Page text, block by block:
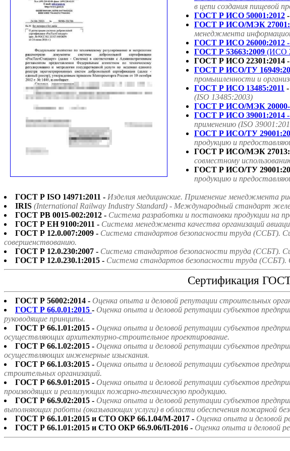
в цепи создания пищевой
ГОСТ Р ИСО 50001:2012 -
ГОСТ Р ИСО/МЭК
менеджмента
ГОСТ Р ИСО 26000:2012 -
ГОСТ Р 53663:2009 (ИСО
ГОСТ Р ИСО 22301:2014 -
ГОСТ Р ИСО/ТУ
промышленности и
ГОСТ Р ИСО 13485:2011 -
(ISO 13485:2003)
ГОСТ Р ИСО/МЭК 20000-
ГОСТ Р ИСО 39001:2014 -
применению (ISO
ГОСТ Р ИСО/ТУ
продукцию и
ГОСТ Р ИСО/МЭК
совместному
ГОСТ Р ИСО/ТУ
продукцию и
ГОСТ Р ISO 14971:2011 - Изделия медицинские. Применение менеджмента
IRIS (International Railway Industry Standard) - Международный стандарт
ГОСТ РВ 0015-002:2012 - Система разработки и постановки продукции на
ГОСТ Р ЕН 9100:2011 - Система менеджмента качества организаций
ГОСТ Р 12.0.007:2009 - Система стандартов безопасности труда (ССБТ).
совершенствованию.
ГОСТ Р 12.0.230:2007 - Система стандартов безопасности труда (ССБТ).
ГОСТ Р 12.0.230.1:2015 - Система стандартов безопасности труда (ССБТ).
Сертификация
ГОСТ Р 56002:2014 - Оценка опыта и деловой репутации строительных
ГОСТ Р 66.0.01:2015 - Оценка опыта и деловой репутации субъектов
руководящие принципы.
ГОСТ Р 66.1.01:2015 - Оценка опыта и деловой репутации субъектов
осуществляющих архитектурно-строительное проектирование.
ГОСТ Р 66.1.02:2015 - Оценка опыта и деловой репутации субъектов
осуществляющих инженерные изыскания.
ГОСТ Р 66.1.03:2015 - Оценка опыта и деловой репутации субъектов
строительных организаций.
ГОСТ Р 66.9.01:2015 - Оценка опыта и деловой репутации субъектов
производящих и реализующих пожарно-техническую продукцию.
ГОСТ Р 66.9.02:2015 - Оценка опыта и деловой репутации субъектов
выполняющих работы (оказывающих услуги) в области обеспечения пожарной
ГОСТ Р 66.1.01:2015 и СТО ОКР 66.1.04/М-2017 - Оценка опыта и деловой
ГОСТ Р 66.1.01:2015 и СТО ОКР 66.9.06/П-2016 - Оценка опыта и деловой